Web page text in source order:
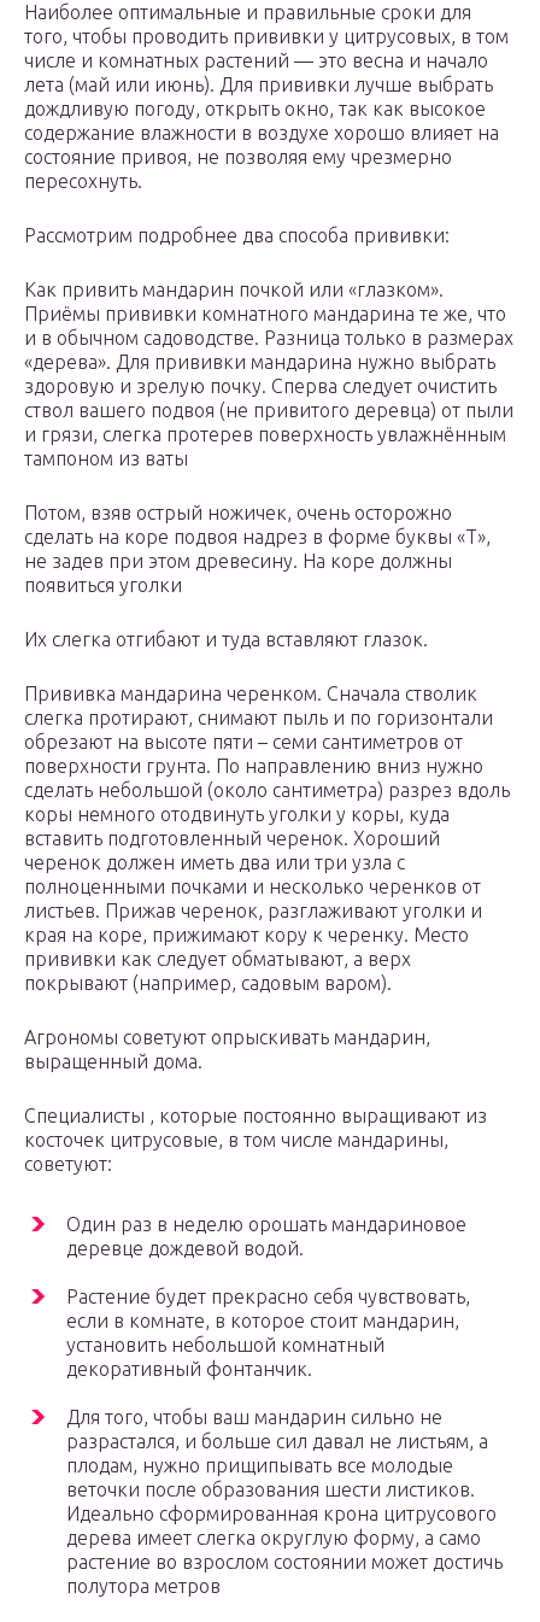
Наиболее оптимальные и правильные сроки для
того, чтобы проводить прививки у цитрусовых, в том
числе и комнатных растений — это весна и начало
лета (май или июнь). Для прививки лучше выбрать
дождливую погоду, открыть окно, так как высокое
содержание влажности в воздухе хорошо влияет на
состояние привоя, не позволяя ему чрезмерно
пересохнуть.
Рассмотрим подробнее два способа прививки:
Как привить мандарин почкой или «глазком».
Приёмы прививки комнатного мандарина те же, что
и в обычном садоводстве. Разница только в размерах
«дерева». Для прививки мандарина нужно выбрать
здоровую и зрелую почку. Сперва следует очистить
ствол вашего подвоя (не привитого деревца) от пыли
и грязи, слегка протерев поверхность увлажнённым
тампоном из ваты
Потом, взяв острый ножичек, очень осторожно
сделать на коре подвоя надрез в форме буквы «Т»,
не задев при этом древесину. На коре должны
появиться уголки
Их слегка отгибают и туда вставляют глазок.
Прививка мандарина черенком. Сначала стволик
слегка протирают, снимают пыль и по горизонтали
обрезают на высоте пяти – семи сантиметров от
поверхности грунта. По направлению вниз нужно
сделать небольшой (около сантиметра) разрез вдоль
коры немного отодвинуть уголки у коры, куда
вставить подготовленный черенок. Хороший
черенок должен иметь два или три узла с
полноценными почками и несколько черенков от
листьев. Прижав черенок, разглаживают уголки и
края на коре, прижимают кору к черенку. Место
прививки как следует обматывают, а верх
покрывают (например, садовым варом).
Агрономы советуют опрыскивать мандарин,
выращенный дома.
Специалисты , которые постоянно выращивают из
косточек цитрусовые, в том числе мандарины,
советуют:
Один раз в неделю орошать мандариновое
деревце дождевой водой.
Растение будет прекрасно себя чувствовать,
если в комнате, в которое стоит мандарин,
установить небольшой комнатный
декоративный фонтанчик.
Для того, чтобы ваш мандарин сильно не
разрастался, и больше сил давал не листьям, а
плодам, нужно прищипывать все молодые
веточки после образования шести листиков.
Идеально сформированная крона цитрусового
дерева имеет слегка округлую форму, а само
растение во взрослом состоянии может достичь
полутора метров